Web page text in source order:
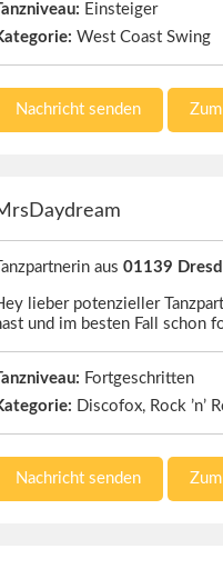
Einsteiger
West Coast Swing
Nachricht senden
aus 01139
lieber potenzieller
und im besten Fall schon
Fortgeschritten
Discofox, Rock
Nachricht senden